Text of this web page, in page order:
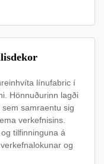
línufabric í
Hönnuðurinn lagði
samraentu sig
verkefnisins.
tilfinninguna á
og